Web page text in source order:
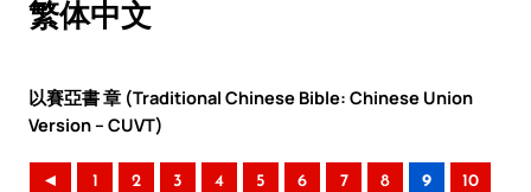
繁体中文
以賽亞書 章 (Traditional Chinese Bible: Chinese Union
Version – CUVT)
◄ 1 2 3 4 5 6 7 8 9 10